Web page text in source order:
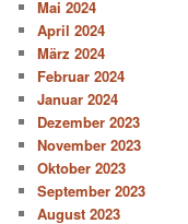
Mai 2024
April 2024
März 2024
Februar 2024
Januar 2024
Dezember 2023
November 2023
Oktober 2023
September 2023
August 2023